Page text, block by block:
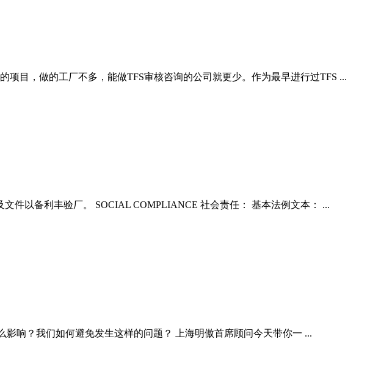
目，做的工厂不多，能做TFS审核咨询的公司就更少。作为最早进行过TFS ...
件以备利丰验厂。 SOCIAL COMPLIANCE 社会责任： 基本法例文本： ...
响？我们如何避免发生这样的问题？ 上海明傲首席顾问今天带你一 ...